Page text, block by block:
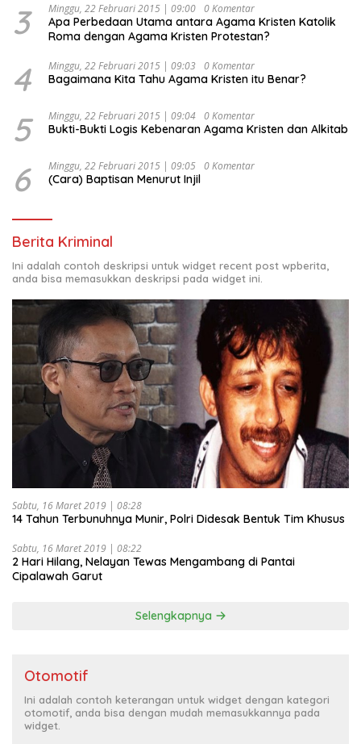
3 Minggu, 22 Februari 2015 | 09:00 0 Komentar
Apa Perbedaan Utama antara Agama Kristen Katolik
Roma dengan Agama Kristen Protestan?
4 Minggu, 22 Februari 2015 | 09:03 0 Komentar
Bagaimana Kita Tahu Agama Kristen itu Benar?
5 Minggu, 22 Februari 2015 | 09:04 0 Komentar
Bukti-Bukti Logis Kebenaran Agama Kristen dan Alkitab
6 Minggu, 22 Februari 2015 | 09:05 0 Komentar
(Cara) Baptisan Menurut Injil
Berita Kriminal
Ini adalah contoh deskripsi untuk widget recent post wpberita,
anda bisa memasukkan deskripsi pada widget ini.
Sabtu, 16 Maret 2019 | 08:28
14 Tahun Terbunuhnya Munir, Polri Didesak Bentuk Tim Khusus
Sabtu, 16 Maret 2019 | 08:22
2 Hari Hilang, Nelayan Tewas Mengambang di Pantai
Cipalawah Garut
Selengkapnya
Otomotif
Ini adalah contoh keterangan untuk widget dengan kategori
otomotif, anda bisa dengan mudah memasukkannya pada
widget.